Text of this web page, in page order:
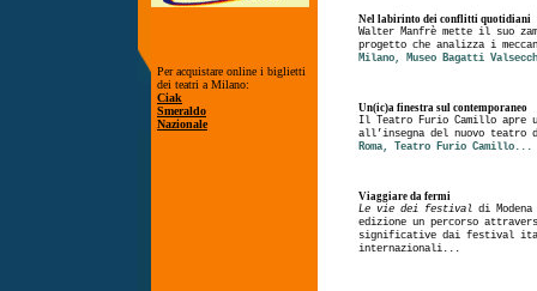
Per acquistare online i biglietti
dei teatri a Milano:
Ciak
Smeraldo
Nazionale
Nel labirinto dei conflitti quotidiani
Walter Manfrè mette il suo
progetto che analizza i
Milano, Museo Bagatti
Un(ic)a finestra sul contemporaneo
Il Teatro Furio Camillo apre
all’insegna del nuovo teatro
Roma, Teatro Furio Camillo...
Viaggiare da fermi
Le vie dei festival di
edizione un percorso
significative dai festival
internazionali...